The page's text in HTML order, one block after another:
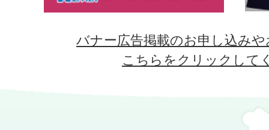
バナー広告掲載のお申し込み
こちらをクリックして